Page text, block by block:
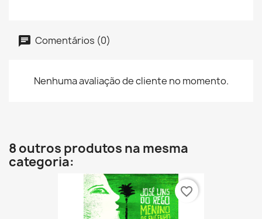
Comentários (0)
Nenhuma avaliação de cliente no momento.
8 outros produtos na mesma
categoria:
favorite_border